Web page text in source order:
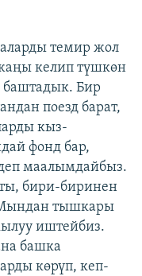
темир жол
келип түшкөн
баштадык. Бир
поезд барат,
кыз-
фонд бар,
маалымдайбыз.
бири-биринен
Мындан тышкары
иштейбиз.
башка
көрүп, кеп-